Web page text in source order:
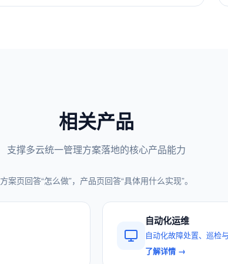
相关产品
支撑多云统一管理方案落地的核心产品能力
方案页回答“怎么做”，产品页回答“具体用什么实现”。
自动化运维
自动化故障处置、巡检
了解详情 →